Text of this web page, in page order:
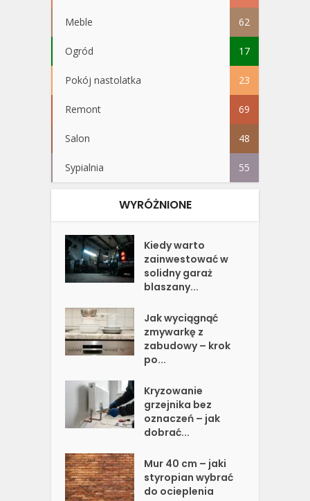
Meble 62
Ogród 17
Pokój nastolatka 23
Remont 69
Salon 48
Sypialnia 55
WYRÓŻNIONE
Kiedy warto
zainwestować w
solidny garaż
blaszany...
Jak wyciągnąć
zmywarkę z
zabudowy – krok
po...
Kryzowanie
grzejnika bez
oznaczeń – jak
dobrać...
Mur 40 cm – jaki
styropian wybrać
do ocieplenia